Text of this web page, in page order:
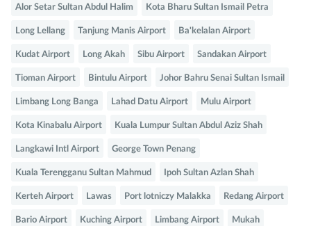
Alor Setar Sultan Abdul Halim Kota Bharu Sultan Ismail Petra
Long Lellang Tanjung Manis Airport Ba'kelalan Airport
Kudat Airport Long Akah Sibu Airport Sandakan Airport
Tioman Airport Bintulu Airport Johor Bahru Senai Sultan Ismail
Limbang Long Banga Lahad Datu Airport Mulu Airport
Kota Kinabalu Airport Kuala Lumpur Sultan Abdul Aziz Shah
Langkawi Intl Airport George Town Penang
Kuala Terengganu Sultan Mahmud Ipoh Sultan Azlan Shah
Kerteh Airport Lawas Port lotniczy Malakka Redang Airport
Bario Airport Kuching Airport Limbang Airport Mukah